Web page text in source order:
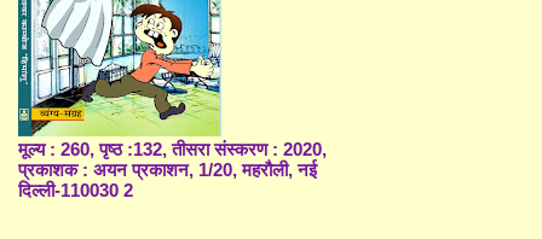
मूल्य : 260, पृष्ठ :132, तीसरा संस्करण : 2020,
प्रकाशक : अयन प्रकाशन, 1/20, महरौली, नई
दिल्ली-110030 2